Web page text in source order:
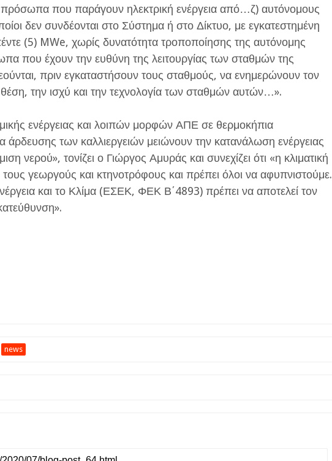
που παράγουν ηλεκτρική ενέργεια από…ζ) αυτόνομους
δεν συνδέονται στο Σύστημα ή στο Δίκτυο, με εγκατεστημένη
(5) MWe, χωρίς δυνατότητα τροποποίησης της αυτόνομης
που έχουν την ευθύνη της λειτουργίας των σταθμών της
πριν εγκαταστήσουν τους σταθμούς, να ενημερώνουν τον
θέση, την ισχύ και την τεχνολογία των σταθμών αυτών…».
ενέργειας και λοιπών μορφών ΑΠΕ σε θερμοκήπια
άρδευσης των καλλιεργειών μειώνουν την κατανάλωση ενέργειας
νερού», τονίζει ο Γιώργος Αμυράς και συνεχίζει ότι «η κλιματική
γεωργούς και κτηνοτρόφους και πρέπει όλοι να αφυπνιστούμε.
και το Κλίμα (ΕΣΕΚ, ΦΕΚ Β΄4893) πρέπει να αποτελεί τον
news